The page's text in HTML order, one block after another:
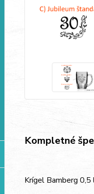
Kompletné
Krígel Bamberg